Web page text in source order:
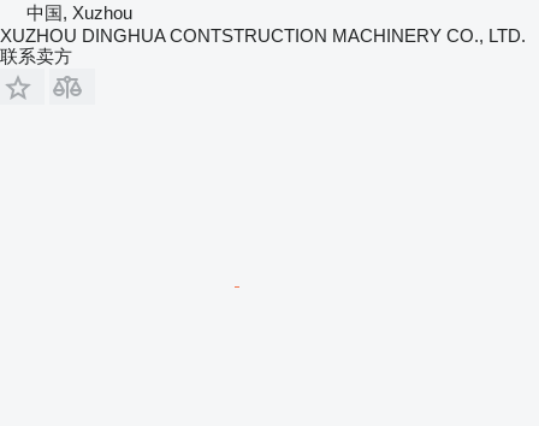
中国, Xuzhou
XUZHOU DINGHUA CONTSTRUCTION MACHINERY CO., LTD.
联系卖方